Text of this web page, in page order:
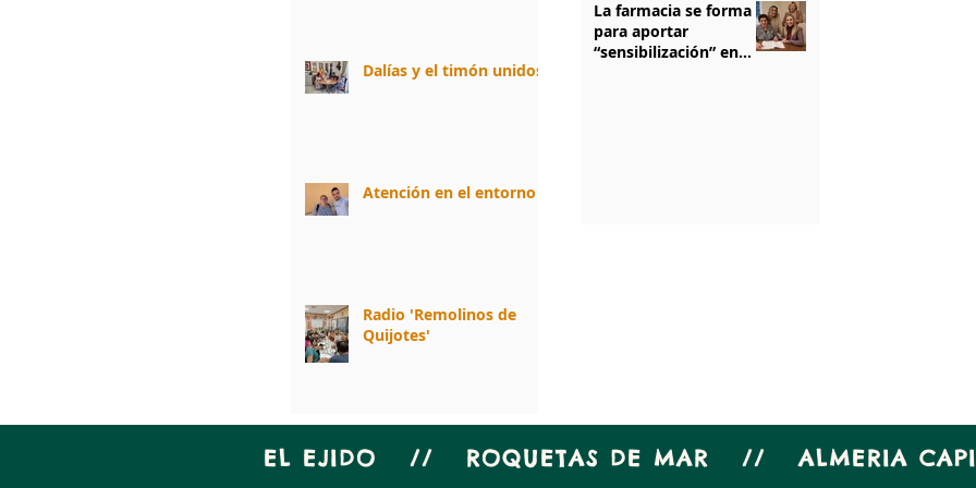
Dalías y el timón unidos.
Atención en el entorno
Radio 'Remolinos de
Quijotes'
La farmacia se forma
para aportar
“sensibilización” en
EL EJIDO // ROQUETAS DE MAR // ALMERIA